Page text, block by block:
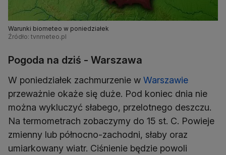
Warunki biometeo w poniedziałek
Źródło: tvnmeteo.pl
Pogoda na dziś - Warszawa
W poniedziałek zachmurzenie w Warszawie
przeważnie okaże się duże. Pod koniec dnia nie
można wykluczyć słabego, przelotnego deszczu.
Na termometrach zobaczymy do 15 st. C. Powieje
zmienny lub północno-zachodni, słaby oraz
umiarkowany wiatr. Ciśnienie będzie powoli